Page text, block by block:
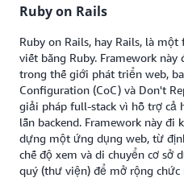
Ruby on Rails
Ruby on Rails, hay Rails, là
viết bằng Ruby. Framework
trong thế giới phát triển web,
Configuration (CoC) và Don't
giải pháp full-stack vì hỗ trợ cả
lẫn backend. Framework này đi
dựng một ứng dụng web, từ
chế độ xem và di chuyển cơ sở
quý (thư viện) để mở rộng chức